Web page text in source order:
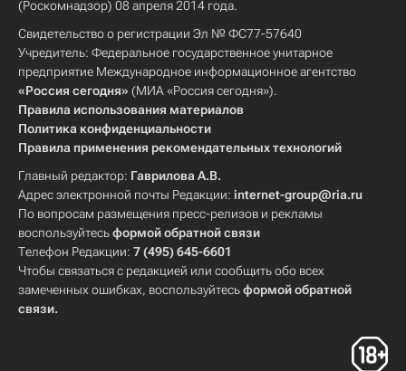
(Роскомнадзор) 08 апреля 2014 года.
Свидетельство о регистрации Эл № ФС77-57640
Учредитель: Федеральное государственное унитарное
предприятие Международное информационное агентство
«Россия сегодня» (МИА «Россия сегодня»).
Правила использования материалов
Политика конфиденциальности
Правила применения рекомендательных технологий
Главный редактор: Гаврилова А.В.
Адрес электронной почты Редакции: internet-group@ria.ru
По вопросам размещения пресс-релизов и рекламы
воспользуйтесьформой обратной связи
Телефон Редакции: 7 (495) 645-6601
Чтобы связаться с редакцией или сообщить обо всех
замеченных ошибках, воспользуйтесьформой обратной
связи.